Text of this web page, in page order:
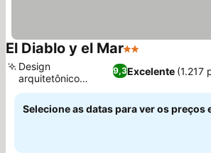
El Diablo y el Mar2 Estrelas
9,3Excelente (1.217
Design
arquitetônico
Timberhouse
Selecione as datas para ver os preços